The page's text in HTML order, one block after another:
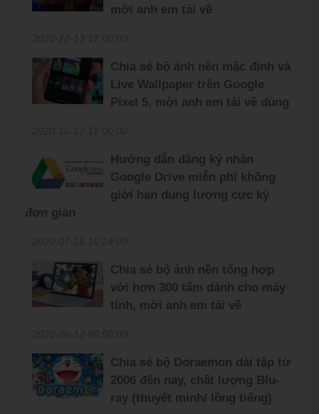
mời anh em tải về
Chia sẻ bộ ảnh nền mặc định và
Live Wallpaper trên Google
Pixel 5, mời anh em tải về dùng
Hướng dẫn đăng ký nhận
Google Drive miễn phí không
giới hạn dung lượng cực kỳ
đơn giản
Chia sẻ bộ ảnh nền tổng hợp
với hơn 300 tấm dành cho máy
tính, mời anh em tải về
Chia sẻ bộ Doraemon dài tập từ
2006 đến nay, chất lượng Blu-
ray (thuyết minh/ lồng tiếng)